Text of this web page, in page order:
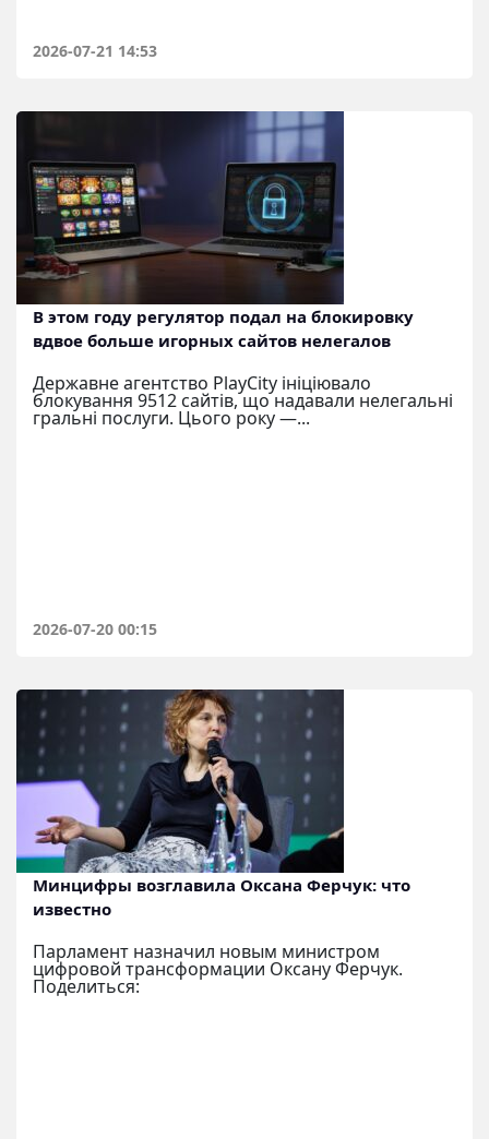
2026-07-21 14:53
В этом году регулятор подал на блокировку
вдвое больше игорных сайтов нелегалов
Державне агентство PlayCity ініціювало
блокування 9512 сайтів, що надавали нелегальні
гральні послуги. Цього року —...
2026-07-20 00:15
Минцифры возглавила Оксана Ферчук: что
известно
Парламент назначил новым министром
цифровой трансформации Оксану Ферчук.
Поделиться: